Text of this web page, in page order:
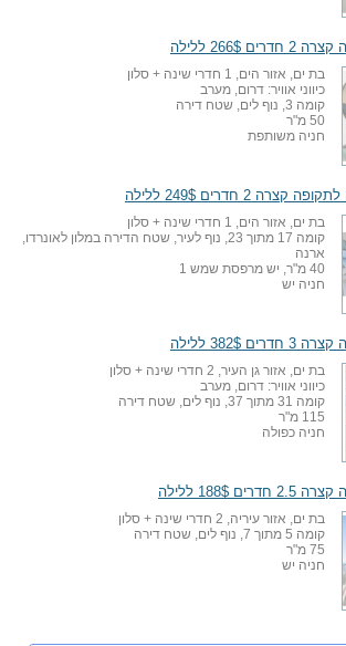
ללילה
בת ים, אזור הים, 1 חדרי שינה + סלון
כיווני אוויר: דרום, מערב
קומה 3, נוף לים, שטח דירה
50 מ"ר
חניה משותפת
2 חדרים 249$ ללילה
בת ים, אזור הים, 1 חדרי שינה + סלון
קומה 17 מתוך 23, נוף לעיר, שטח הדירה במלון לאונרדו,
ארנה
40 מ"ר, יש מרפסת שמש 1
חניה יש
ללילה
בת ים, אזור גן העיר, 2 חדרי שינה + סלון
כיווני אוויר: דרום, מערב
קומה 31 מתוך 37, נוף לים, שטח דירה
115 מ"ר
חניה כפולה
188$ ללילה
בת ים, אזור עיריה, 2 חדרי שינה + סלון
קומה 5 מתוך 7, נוף לים, שטח דירה
75 מ"ר
חניה יש